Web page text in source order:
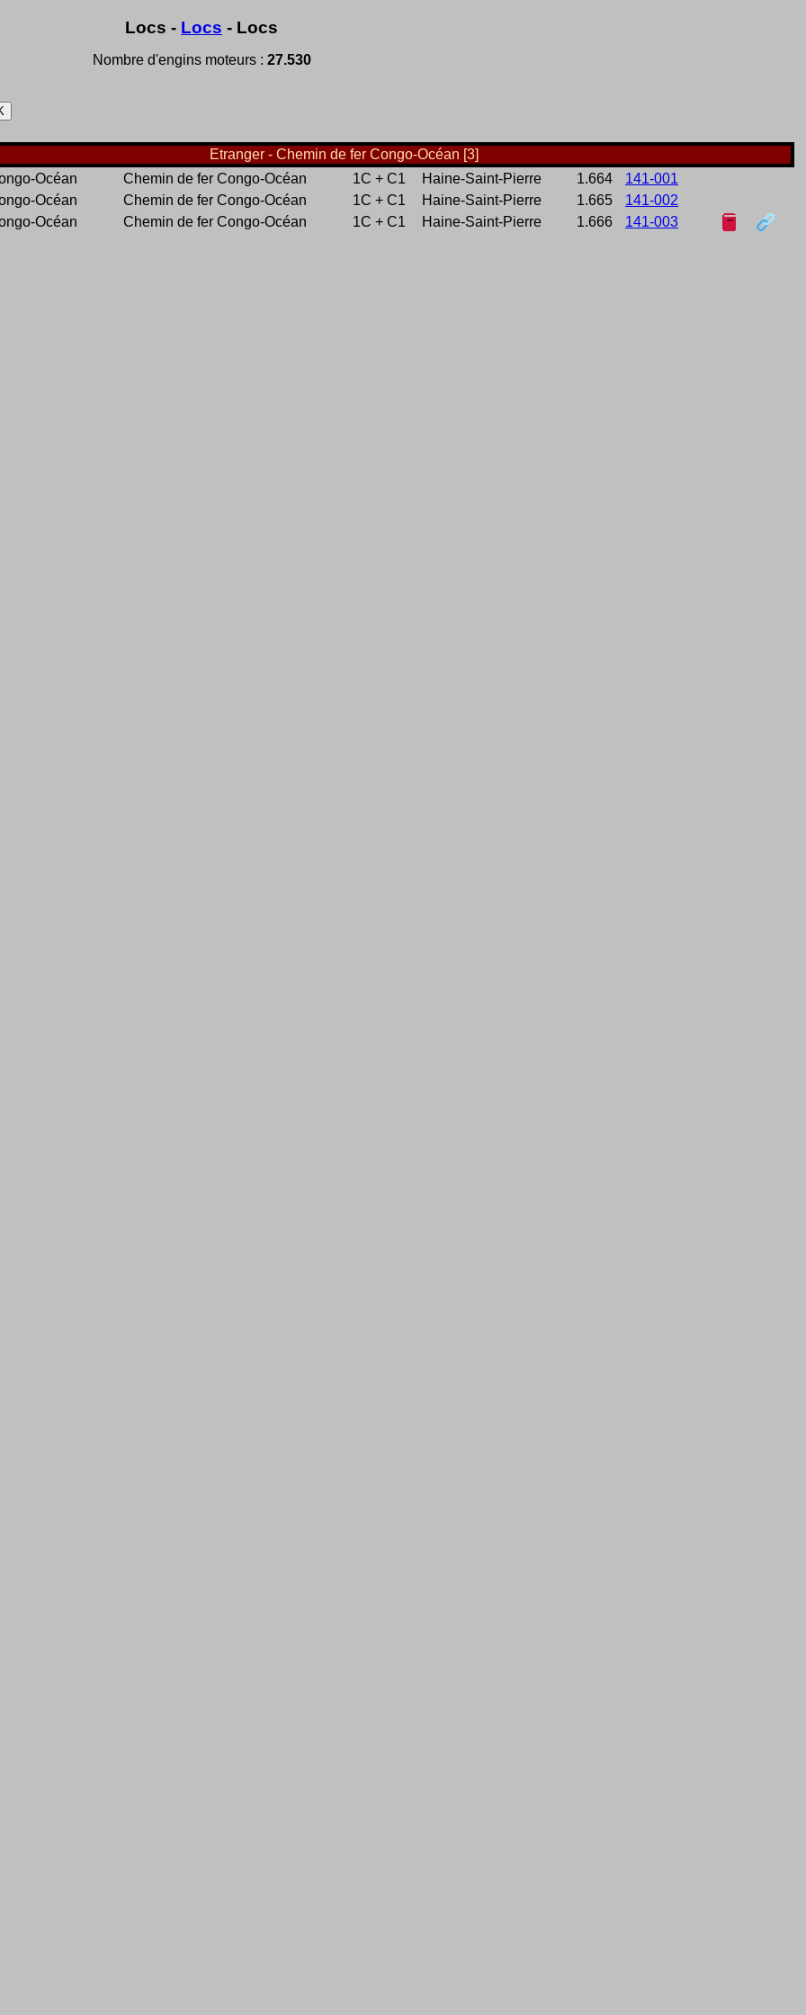
Locs - Locs - Locs
Nombre d'engins moteurs : 27.530
Etranger - Chemin de fer Congo-Océan [3]
Océan
Chemin de fer Congo-Océan 1C + C1 Haine-Saint-Pierre 1.664
141-001
Océan
Chemin de fer Congo-Océan 1C + C1 Haine-Saint-Pierre 1.665
141-002
Océan
Chemin de fer Congo-Océan 1C + C1 Haine-Saint-Pierre 1.666 141-003